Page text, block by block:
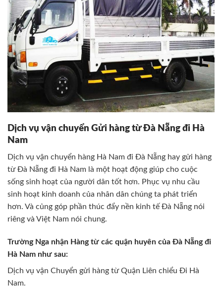
Dịch vụ vận chuyển Gửi hàng từ Đà Nẵng đi Hà
Nam
Dịch vụ vận chuyển hàng Hà Nam đi Đà Nẵng hay gửi hàng
từ Đà Nẵng đi Hà Nam là một hoạt động giúp cho cuộc
sống sinh hoạt của người dân tốt hơn. Phục vụ nhu cầu
sinh hoạt kinh doanh của nhân dân chúng ta phát triển
hơn. Và củng góp phần thúc đẩy nền kinh tế Đà Nẵng nói
riêng và Việt Nam nói chung.
Trường Nga nhận Hàng từ các quận huyên của Đà Nẵng đi
Hà Nam như sau:
Dịch vụ vận Chuyển gửi hàng từ Quận Liên chiểu Đi Hà
Nam.